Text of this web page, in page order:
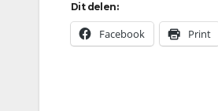
Dit delen:
Facebook Print